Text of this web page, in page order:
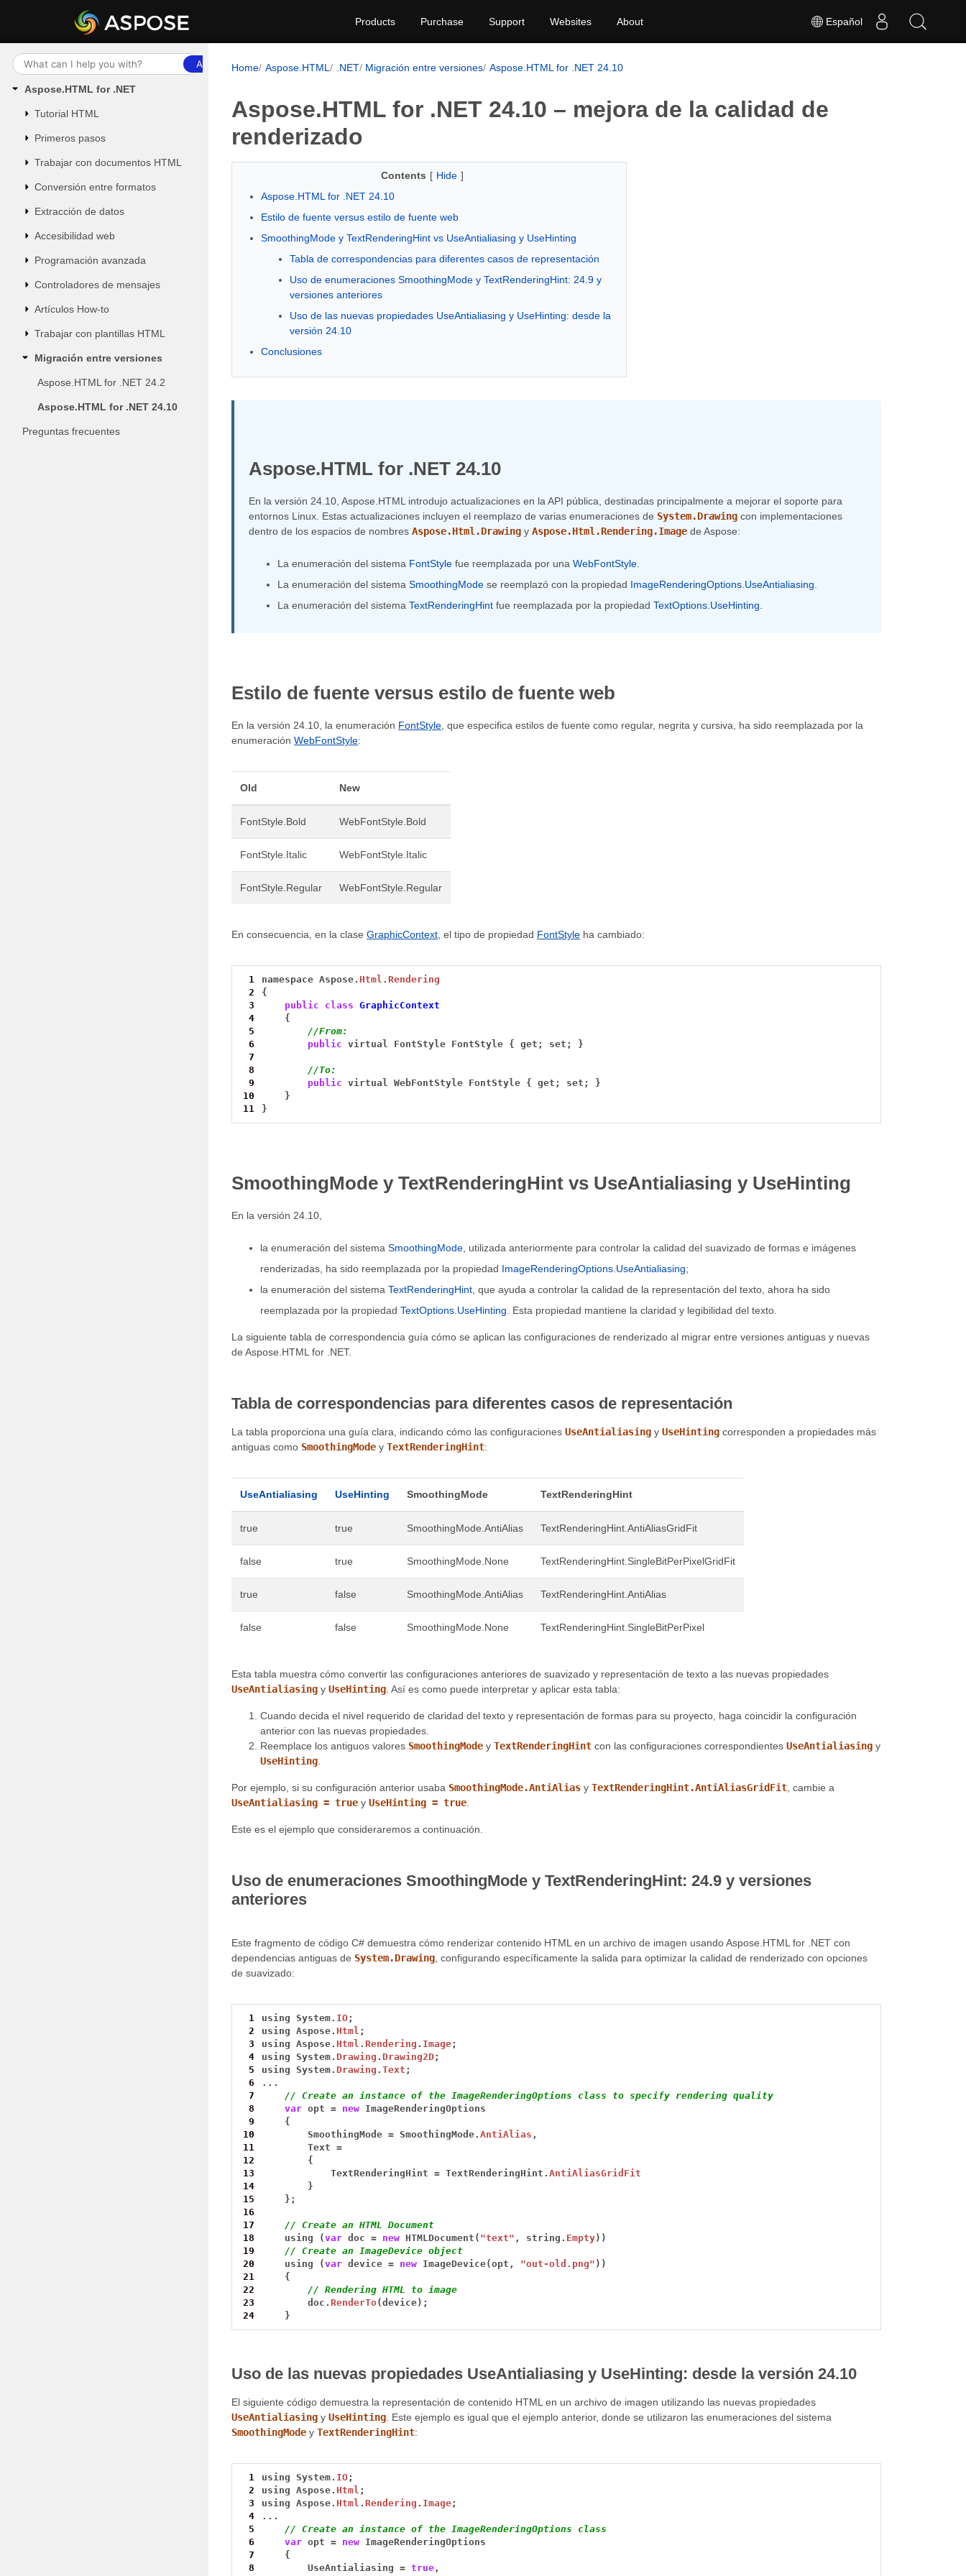
Español
Products Purchase Support Websites About
Ask AI
Aspose.HTML for .NET
Tutorial HTML
Primeros pasos
Trabajar con documentos HTML
Conversión entre formatos
Extracción de datos
Accesibilidad web
Programación avanzada
Controladores de mensajes
Artículos How-to
Trabajar con plantillas HTML
Migración entre versiones
Aspose.HTML for .NET 24.2
Aspose.HTML for .NET 24.10
Preguntas frecuentes
Home Aspose.HTML .NET Migración entre versiones Aspose.HTML for .NET 24.10
Aspose.HTML for .NET 24.10 – mejora de la calidad de
renderizado
Contents [ Hide ]
Aspose.HTML for .NET 24.10
Estilo de fuente versus estilo de fuente web
SmoothingMode y TextRenderingHint vs UseAntialiasing y UseHinting
Tabla de correspondencias para diferentes casos de representación
Uso de enumeraciones SmoothingMode y TextRenderingHint: 24.9 y
versiones anteriores
Uso de las nuevas propiedades UseAntialiasing y UseHinting: desde la
versión 24.10
Conclusiones
Aspose.HTML for .NET 24.10
En la versión 24.10, Aspose.HTML introdujo actualizaciones en la API pública, destinadas principalmente a mejorar el soporte para
entornos Linux. Estas actualizaciones incluyen el reemplazo de varias enumeraciones de System.Drawing con implementaciones
dentro de los espacios de nombres Aspose.Html.Drawing y Aspose.Html.Rendering.Image de Aspose:
La enumeración del sistema FontStyle fue reemplazada por una WebFontStyle
La enumeración del sistema SmoothingMode se reemplazó con la propiedad ImageRenderingOptions.UseAntialiasing
La enumeración del sistema TextRenderingHint fue reemplazada por la propiedad TextOptions.UseHinting
Estilo de fuente versus estilo de fuente web
En la versión 24.10, la enumeración FontStyle , que especifica estilos de fuente como regular, negrita y cursiva, ha sido reemplazada por la
enumeración WebFontStyle:
Old New
FontStyle.Bold WebFontStyle.Bold
FontStyle.Italic WebFontStyle.Italic
FontStyle.Regular WebFontStyle.Regular
En consecuencia, en la clase GraphicContext , el tipo de propiedad FontStyle ha cambiado:
1 namespace Aspose.Html .Rendering
2
{
3
public class
GraphicContext
4
{
5
//From:
6
public virtual FontStyle FontStyle { get; set;
}
7
8
//To:
9
public virtual WebFontStyle FontStyle { get; set;
}
10
}
11
}
SmoothingMode y TextRenderingHint vs UseAntialiasing y UseHinting
En la versión 24.10,
la enumeración del sistema SmoothingMode , utilizada anteriormente para controlar la calidad del suavizado de formas e imágenes
renderizadas, ha sido reemplazada por la propiedad ImageRenderingOptions.UseAntialiasing;
la enumeración del sistema TextRenderingHint , que ayuda a controlar la calidad de la representación del texto, ahora ha sido
reemplazada por la propiedad TextOptions.UseHinting . Esta propiedad mantiene la claridad y legibilidad del texto.
La siguiente tabla de correspondencia guía cómo se aplican las configuraciones de renderizado al migrar entre versiones antiguas y nuevas
de Aspose.HTML for .NET.
Tabla de correspondencias para diferentes casos de representación
La tabla proporciona una guía clara, indicando cómo las configuraciones UseAntialiasing y UseHinting corresponden a propiedades más
antiguas como SmoothingMode y TextRenderingHint:
UseAntialiasing UseHinting SmoothingMode TextRenderingHint
true true SmoothingMode.AntiAlias TextRenderingHint.AntiAliasGridFit
false true SmoothingMode.None TextRenderingHint.SingleBitPerPixelGridFit
true false SmoothingMode.AntiAlias TextRenderingHint.AntiAlias
false false SmoothingMode.None TextRenderingHint.SingleBitPerPixel
Esta tabla muestra cómo convertir las configuraciones anteriores de suavizado y representación de texto a las nuevas propiedades
UseAntialiasing y UseHinting . Así es como puede interpretar y aplicar esta tabla:
Cuando decida el nivel requerido de claridad del texto y representación de formas para su proyecto, haga coincidir la configuración
anterior con las nuevas propiedades.
Reemplace los antiguos valores SmoothingMode y TextRenderingHint con las configuraciones correspondientes UseAntialiasing y
UseHinting
Por ejemplo, si su configuración anterior usaba SmoothingMode.AntiAlias y TextRenderingHint.AntiAliasGridFit , cambie a
UseAntialiasing = true y UseHinting = true
Este es el ejemplo que consideraremos a continuación.
Uso de enumeraciones SmoothingMode y TextRenderingHint: 24.9 y versiones
anteriores
Este fragmento de código C# demuestra cómo renderizar contenido HTML en un archivo de imagen usando Aspose.HTML for .NET con
dependencias antiguas de System.Drawing , configurando específicamente la salida para optimizar la calidad de renderizado con opciones
de suavizado:
1 using System. IO;
2
using Aspose.Html ;
3
using Aspose.Html .Rendering . Image;
4
using System.Drawing .Drawing2D;
5
using System.Drawing .Text ;
6
...
7
// Create an instance of the ImageRenderingOptions class to specify rendering quality
8
var opt = new ImageRenderingOptions
9
{
10
SmoothingMode = SmoothingMode.AntiAlias ,
11
Text
=
12
{
13
TextRenderingHint = TextRenderingHint.AntiAliasGridFit
14
}
15
};
16
17
// Create an HTML Document
18
using (var doc = new HTMLDocument( "text" , string. Empty))
19
// Create an ImageDevice object
20
using (var device = new ImageDevice(opt, "out-old.png" ))
21
{
22
// Rendering HTML to image
23
doc.RenderTo(device);
24
}
Uso de las nuevas propiedades UseAntialiasing y UseHinting: desde la versión 24.10
El siguiente código demuestra la representación de contenido HTML en un archivo de imagen utilizando las nuevas propiedades
UseAntialiasing y UseHinting . Este ejemplo es igual que el ejemplo anterior, donde se utilizaron las enumeraciones del sistema
SmoothingMode y TextRenderingHint:
1 using System. IO;
2
using Aspose.Html ;
3
using Aspose.Html .Rendering . Image;
4
...
5
// Create an instance of the ImageRenderingOptions class
6
var opt = new ImageRenderingOptions
7
{
8
UseAntialiasing = true ,